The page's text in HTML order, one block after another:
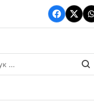
Facebook